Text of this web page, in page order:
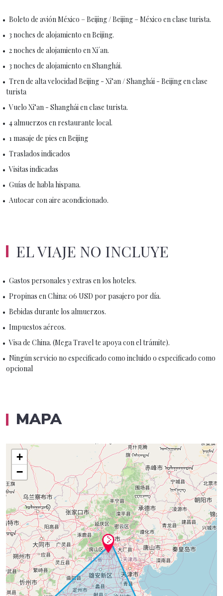
Boleto de avión México – Beijing / Beijing – México en clase turista.
3 noches de alojamiento en Beijing.
2 noches de alojamiento en Xi´an.
3 noches de alojamiento en Shanghái.
Tren de alta velocidad Beijing - Xi’an / Shanghái - Beijing en clase
turista
Vuelo Xi’an - Shanghái en clase turista.
4 almuerzos en restaurante local.
1 masaje de pies en Beijing
Traslados indicados
Visitas indicadas
Guías de habla hispana.
Autocar con aire acondicionado.
EL VIAJE NO INCLUYE
Gastos personales y extras en los hoteles.
Propinas en China: 06 USD por pasajero por día.
Bebidas durante los almuerzos.
Impuestos aéreos.
Visa de China. (Mega Travel te apoya con el trámite).
Ningún servicio no especificado como incluido o especificado como
opcional
MAPA
+
−